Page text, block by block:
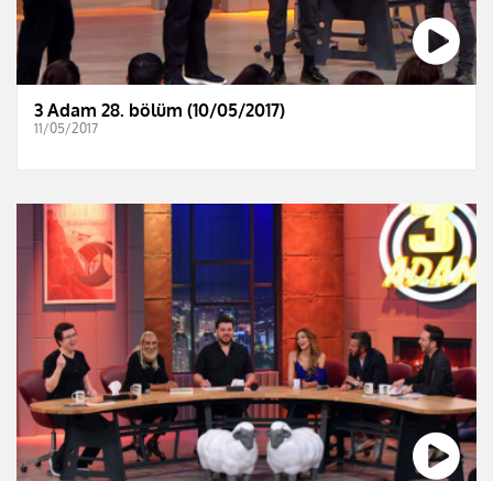
3 Adam 28. bölüm (10/05/2017)
11/05/2017